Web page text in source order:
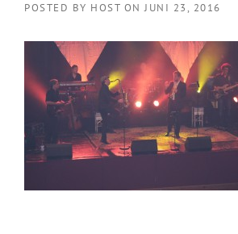
POSTED BY HOST ONJUNI 23, 2016